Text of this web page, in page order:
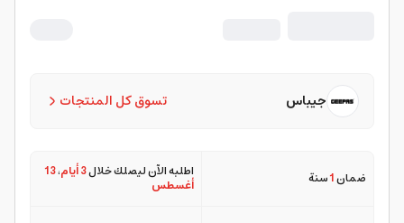
تسوق كل المنتجات جيباس
ضمان1سنة اطلبه الآن ليصلك خلال3 أيام ،13
أغسطس